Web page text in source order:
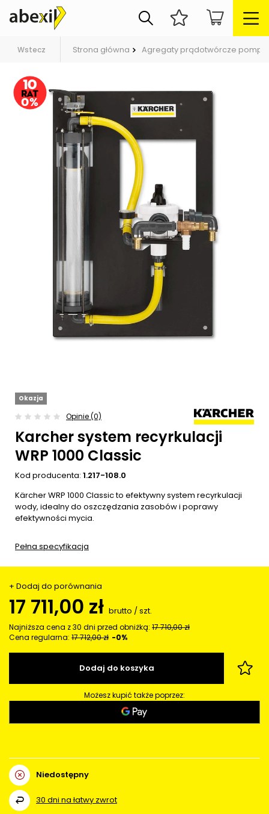
Wstecz Strona główna Agregaty prądotwórcze pompy
Okazja
Opinie (0)
Karcher system recyrkulacji
WRP 1000 Classic
Kod producenta: 1.217-108.0
Kärcher WRP 1000 Classic to efektywny system recyrkulacji
wody, idealny do oszczędzania zasobów i poprawy
efektywności mycia.
Pełna specyfikacja
+ Dodaj do porównania
17 711,00 zł brutto /szt.
Najniższa cena z 30 dni przed obniżką: 17 710,00 zł
Cena regularna: 17 712,00 zł -0%
Dodaj do koszyka
Możesz kupić także poprzez:
Niedostępny
30 dni na łatwy zwrot